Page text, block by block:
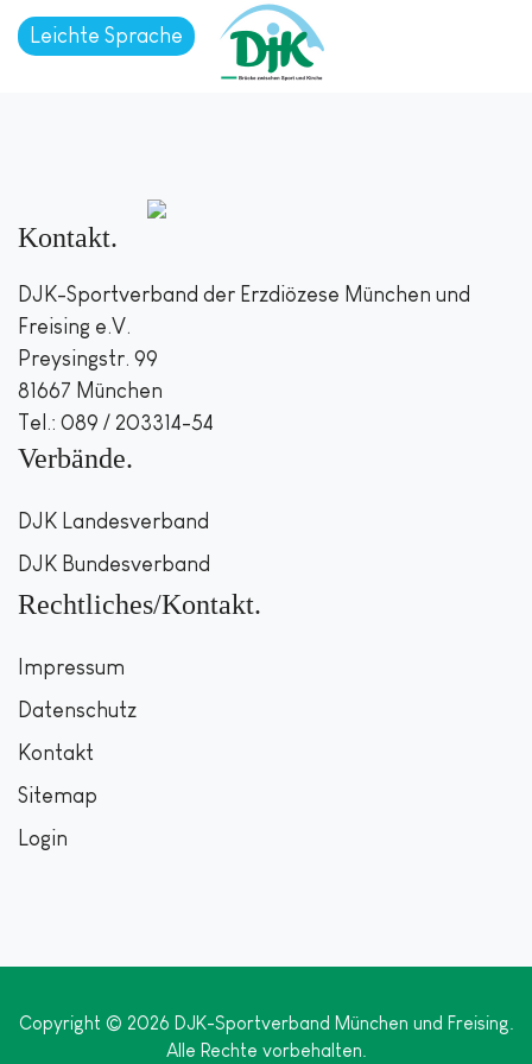
Leichte Sprache
Kontakt
DJK-Sportverband der Erzdiözese München und
Freising e.V.
Preysingstr. 99
81667 München
Tel.: 089 / 203314-54
Verbände
DJK Landesverband
DJK Bundesverband
Rechtliches/Kontakt
Impressum
Datenschutz
Kontakt
Sitemap
Login
Copyright © 2026 DJK-Sportverband München und Freising.
Alle Rechte vorbehalten.